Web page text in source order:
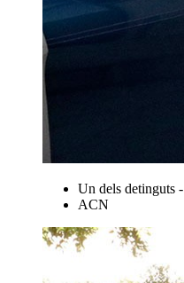
Un dels detinguts -
ACN